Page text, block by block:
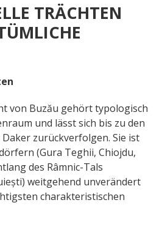
TRÄCHTEN
von Buzău gehört typologisch
und lässt sich bis zu den
zurückverfolgen. Sie ist
(Gura Teghii, Chiojdu,
des Râmnic-Tals
weitgehend unverändert
charakteristischen